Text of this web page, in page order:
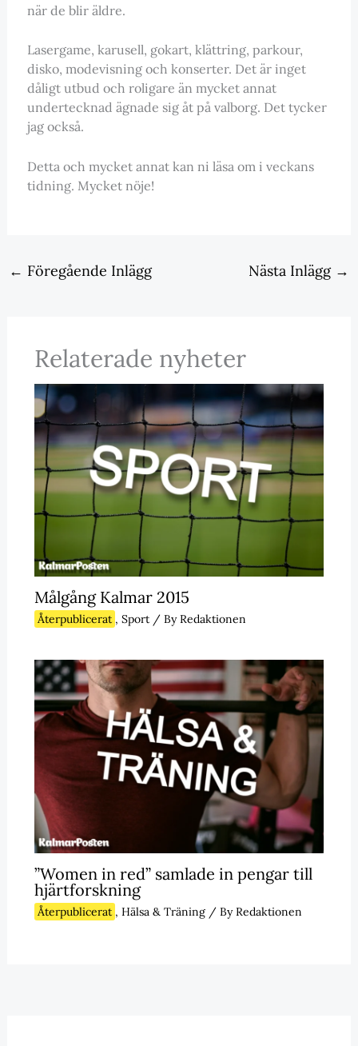
när de blir äldre.
Lasergame, karusell, gokart, klättring, parkour,
disko, modevisning och konserter. Det är inget
dåligt utbud och roligare än mycket annat
undertecknad ägnade sig åt på valborg. Det tycker
jag också.
Detta och mycket annat kan ni läsa om i veckans
tidning. Mycket nöje!
← Föregående Inlägg Nästa Inlägg →
Relaterade nyheter
Målgång Kalmar 2015
Återpublicerat , Sport/ ByRedaktionen
”Women in red” samlade in pengar till
hjärtforskning
Återpublicerat , Hälsa & Träning/ ByRedaktionen